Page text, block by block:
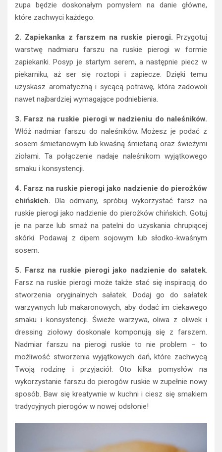
zupa będzie doskonałym pomysłem na danie główne,
które zachwyci każdego.
2. Zapiekanka z farszem na ruskie pierogi. Przygotuj
warstwę nadmiaru farszu na ruskie pierogi w formie
zapiekanki. Posyp je startym serem, a następnie piecz w
piekarniku, aż ser się roztopi i zapiecze. Dzięki temu
uzyskasz aromatyczną i sycącą potrawę, która zadowoli
nawet najbardziej wymagające podniebienia.
3. Farsz na ruskie pierogi w nadzieniu do naleśników.
Włóż nadmiar farszu do naleśników. Możesz je podać z
sosem śmietanowym lub kwaśną śmietaną oraz świeżymi
ziołami. Ta połączenie nadaje naleśnikom wyjątkowego
smaku i konsystencji.
4. Farsz na ruskie pierogi jako nadzienie do pierożków
chińskich.Dla odmiany, spróbuj wykorzystać farsz na
ruskie pierogi jako nadzienie do pierożków chińskich. Gotuj
je na parze lub smaż na patelni do uzyskania chrupiącej
skórki. Podawaj z dipem sojowym lub słodko-kwaśnym
sosem.
5. Farsz na ruskie pierogi jako nadzienie do sałatek.
Farsz na ruskie pierogi może także stać się inspiracją do
stworzenia oryginalnych sałatek. Dodaj go do sałatek
warzywnych lub makaronowych, aby dodać im ciekawego
smaku i konsystencji. Świeże warzywa, oliwa z oliwek i
dressing ziołowy doskonale komponują się z farszem.
Nadmiar farszu na pierogi ruskie to nie problem – to
możliwość stworzenia wyjątkowych dań, które zachwycą
Twoją rodzinę i przyjaciół. Oto kilka pomysłów na
wykorzystanie farszu do pierogów ruskie w zupełnie nowy
sposób. Baw się kreatywnie w kuchni i ciesz się smakiem
tradycyjnych pierogów w nowej odsłonie!